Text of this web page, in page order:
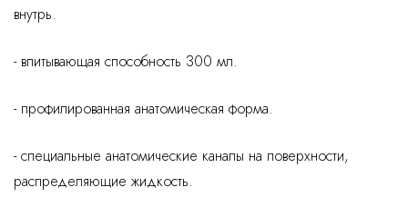
внутрь.
- впитывающая способность 300 мл.
- профилированная анатомическая форма.
- специальные анатомические каналы на поверхности,
распределяющие жидкость.